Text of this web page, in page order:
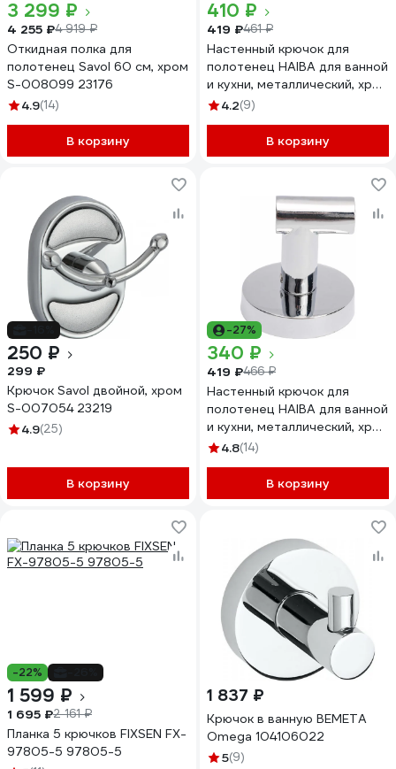
3 299 ₽
4 255 ₽4 919 ₽
Откидная полка для
полотенец Savol 60 см, хром
S-008099 23176
4.9(14)
В корзину
410 ₽
419 ₽461 ₽
Настенный крючок для
полотенец HAIBA для ванной
и кухни, металлический, хром
HB1705-2 540047
4.2(9)
В корзину
250 ₽
299 ₽
Крючок Savol двойной, хром
S-007054 23219
4.9(25)
В корзину
-27%
340 ₽
419 ₽466 ₽
Настенный крючок для
полотенец HAIBA для ванной
и кухни, металлический, хром
HB1705-1 540046
4.8(14)
В корзину
-22%
1 599 ₽
1 695 ₽2 161 ₽
Планка 5 крючков FIXSEN FX-
97805-5 97805-5
1 837 ₽
Крючок в ванную BEMETA
Omega 104106022
5(9)